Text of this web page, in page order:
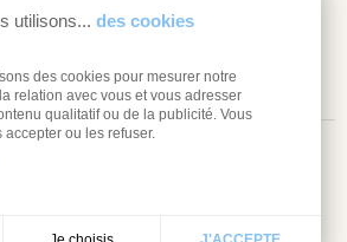
utilisons... des cookies
des cookies pour mesurer notre
relation avec vous et vous adresser
qualitatif ou de la publicité. Vous
ou les refuser.